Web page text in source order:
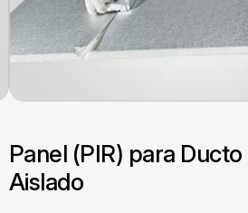
Panel (PIR) para
Aislado